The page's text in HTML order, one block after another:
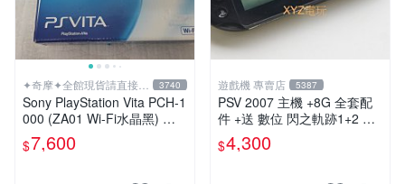
✦奇摩✦全館現貨請直接下
標
3740
Sony PlayStation Vita PCH-1
000 (ZA01 Wi-Fi水晶黑) 掌
上遊戲機 5英吋多點觸控螢幕
$7,600
遊戲機 專賣店 5387
PSV 2007 主機 +8G 全套配
件 +送 數位 閃之軌跡1+2 保
修一年 品質有保障
$4,300